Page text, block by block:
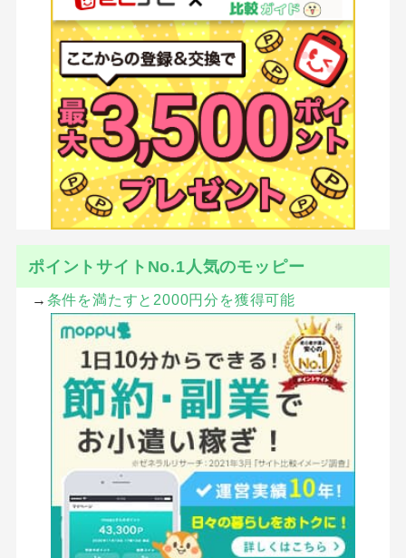
ポイントサイトNo.1人気のモッピー
→ 条件を満たすと2000円分を獲得可能